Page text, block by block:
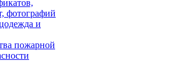
фотографий
и
пожарной